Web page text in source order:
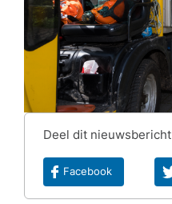
Deel dit nieuwsbericht
Facebook